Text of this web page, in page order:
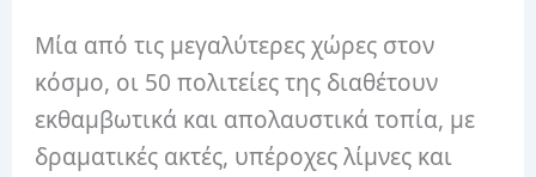
Μία από τις μεγαλύτερες χώρες στον
κόσμο, οι 50 πολιτείες της διαθέτουν
εκθαμβωτικά και απολαυστικά τοπία, με
δραματικές ακτές, υπέροχες λίμνες και